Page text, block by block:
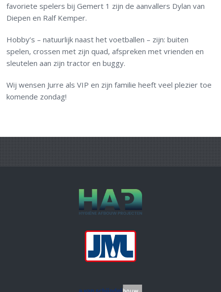
favoriete spelers bij Gemert 1 zijn de aanvallers Dylan van
Diepen en Ralf Kemper.
Hobby’s – natuurlijk naast het voetballen – zijn: buiten
spelen, crossen met zijn quad, afspreken met vrienden en
sleutelen aan zijn tractor en buggy.
Wij wensen Jurre als VIP en zijn familie heeft veel plezier toe
komende zondag!